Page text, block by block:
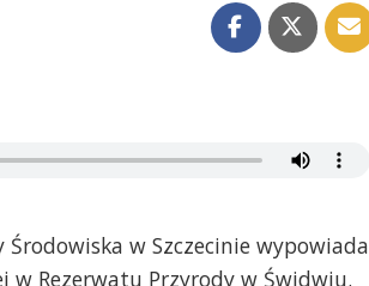
w Szczecinie wypowiada
w Rezerwatu Przyrody w Świdwiu.